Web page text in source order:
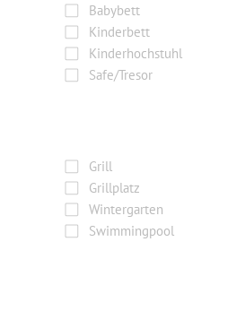
Babybett
Kinderbett
Kinderhochstuhl
Safe/Tresor
Grill
Grillplatz
Wintergarten
Swimmingpool